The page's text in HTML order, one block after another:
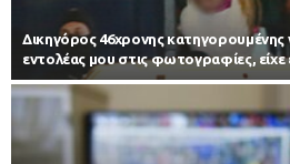
Δικηγόρος 46χρονης κατηγορουμένης
εντολέας μου στις φωτογραφίες, είχε